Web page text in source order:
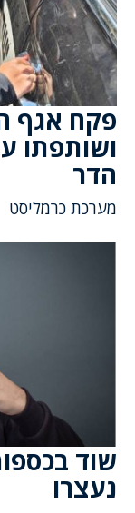
פקח אגף
ושותפתו
הדר
מערכת כרמליסט
שוד
נעצרו